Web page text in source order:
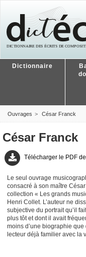
Dictionnaire
Ouvrages César Franck
César Franck
Télécharger le PDF
Le seul ouvrage
consacré à son maître
collection « Les grands
Henri Collet. L’auteur ne
subjective du portrait qu’il
plus tôt et dont il avait
moins d’une biographie
lecteur déjà familier avec la